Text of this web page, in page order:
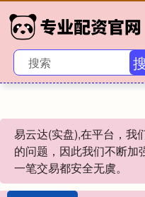
易云达(实盘),在平台，我
的问题，因此我们不断加
一笔交易都安全无虞。